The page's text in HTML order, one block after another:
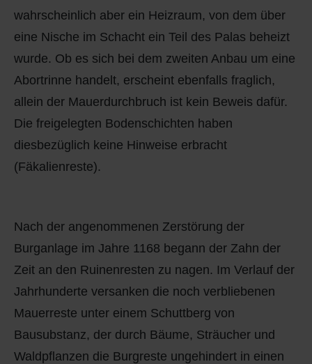
wahrscheinlich aber ein Heizraum, von dem über
eine Nische im Schacht ein Teil des Palas beheizt
wurde. Ob es sich bei dem zweiten Anbau um eine
Abortrinne handelt, erscheint ebenfalls fraglich,
allein der Mauerdurchbruch ist kein Beweis dafür.
Die freigelegten Bodenschichten haben
diesbezüglich keine Hinweise erbracht
(Fäkalienreste).
Nach der angenommenen Zerstörung der
Burganlage im Jahre 1168 begann der Zahn der
Zeit an den Ruinenresten zu nagen. Im Verlauf der
Jahrhunderte versanken die noch verbliebenen
Mauerreste unter einem Schuttberg von
Bausubstanz, der durch Bäume, Sträucher und
Waldpflanzen die Burgreste ungehindert in einen